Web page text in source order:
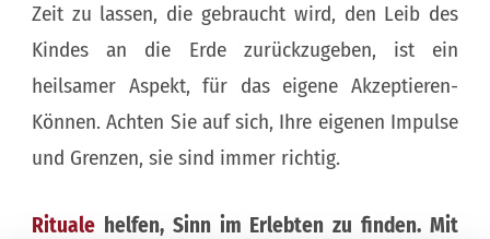
Zeit zu lassen, die gebraucht wird, den Leib des
Kindes an die Erde zurückzugeben, ist ein
heilsamer Aspekt, für das eigene Akzeptieren-
Können. Achten Sie auf sich, Ihre eigenen Impulse
und Grenzen, sie sind immer richtig.
Ritualehelfen, Sinn im Erlebten zu finden. Mit